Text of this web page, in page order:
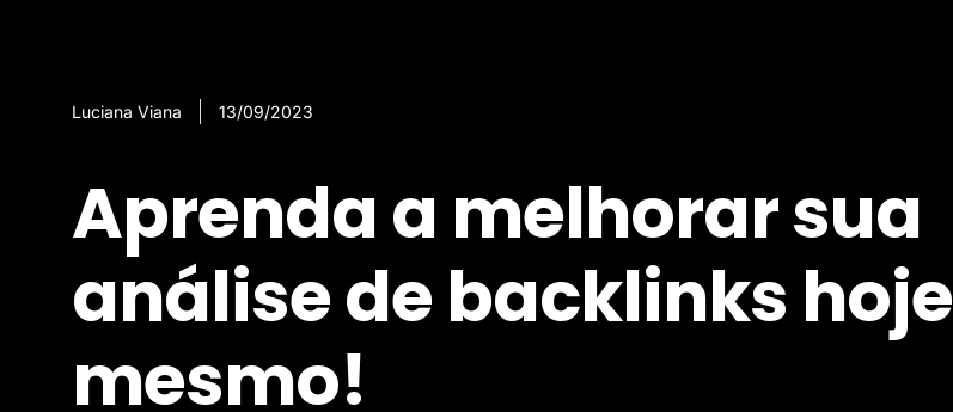
Luciana Viana 13/09/2023
Aprenda a melhorar sua
análise de backlinks hoje
mesmo!